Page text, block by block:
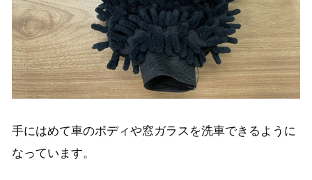
手にはめて車のボディや窓ガラスを洗車できるように
なっています。